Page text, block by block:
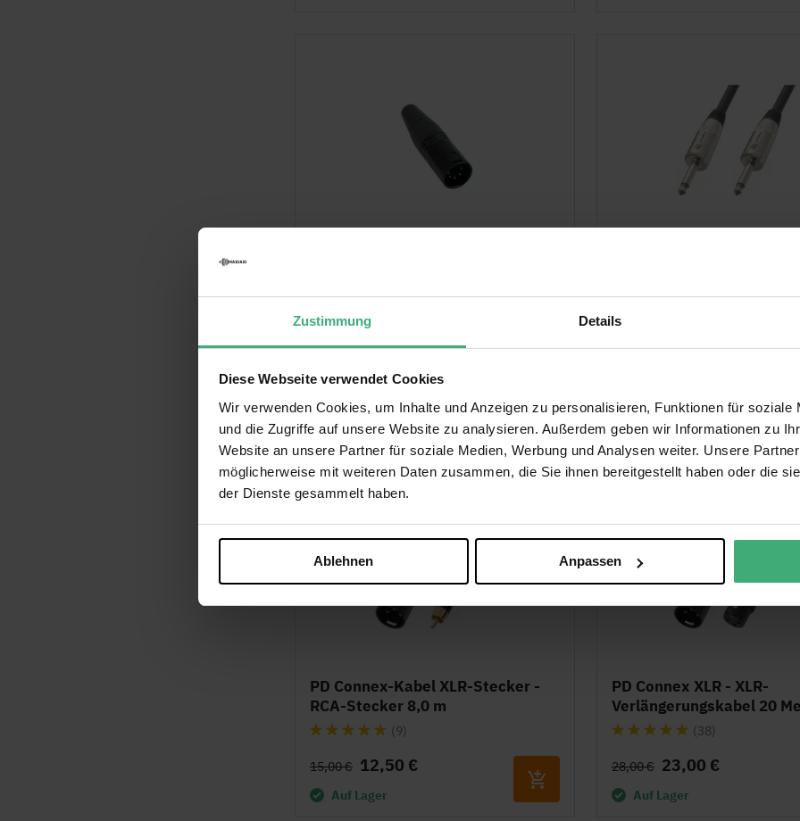
Zustimmung Details
Diese Webseite verwendet Cookies
Wir verwenden Cookies, um Inhalte und Anzeigen zu personalisieren, Funktionen für soziale
und die Zugriffe auf unsere Website zu analysieren. Außerdem geben wir Informationen zu
Website an unsere Partner für soziale Medien, Werbung und Analysen weiter. Unsere
möglicherweise mit weiteren Daten zusammen, die Sie ihnen bereitgestellt haben oder die
der Dienste gesammelt haben.
Ablehnen Anpassen
XLR - 120 Ohm - DMX-Stopper
3,50 €
Bewertung:
100%
(7)
Kostenloser Versand ab 50 € Ordered today before 23:59, delivered
PD Connex-Kabel XLR-Stecker -
RCA-Stecker 8,0 m
Bewertung:
(9)
12,50 €
15,00 €
Auf Lager
PD Connex XLR - XLR-
Verlängerungskabel 20
Bewertung:
(38)
23,00 €
28,00 €
Auf Lager